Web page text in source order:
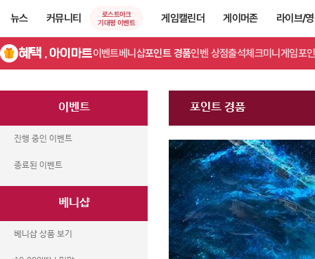
뉴스 커뮤니티
로스트아크
기대평 이벤트
게임캘린더 게이머존 라이브/
혜택 . 아이마트이벤트베니샵포인트 경품인벤 상점출석체크미니게임포
이벤트
진행 중인 이벤트
종료된 이벤트
베니샵
베니샵 상품 보기
포인트 경품